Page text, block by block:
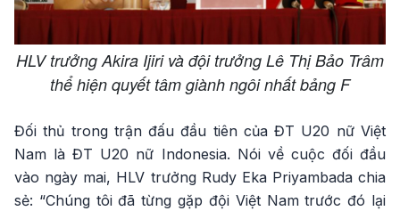
HLV trưởng Akira Ijiri và đội trưởng Lê Thị Bảo Trâm
thể hiện quyết tâm giành ngôi nhất bảng F
Đối thủ trong trận đấu đầu tiên của ĐT U20 nữ Việt
Nam là ĐT U20 nữ Indonesia. Nói về cuộc đối đầu
vào ngày mai, HLV trưởng Rudy Eka Priyambada chia
sẻ: “Chúng tôi đã từng gặp đội Việt Nam trước đó lại